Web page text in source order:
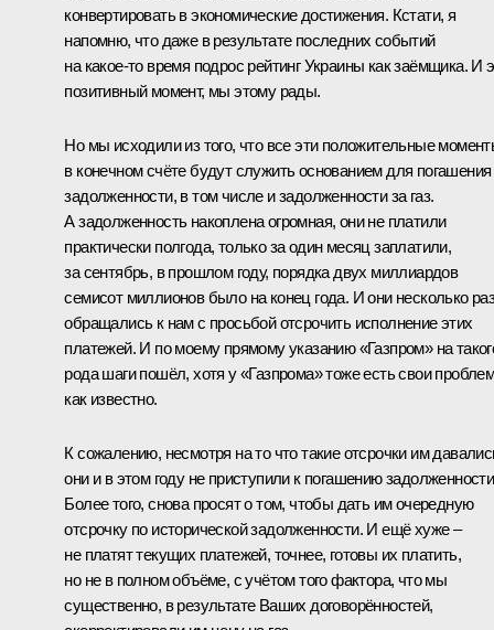
конвертировать в экономические достижения. Кстати, я
напомню, что даже в результате последних событий
на какое‑то время подрос рейтинг Украины как заёмщика. И
позитивный момент, мы этому рады.
Но мы исходили из того, что все эти положительные
в конечном счёте будут служить основанием для погашения
задолженности, в том числе и задолженности за газ.
А задолженность накоплена огромная, они не платили
практически полгода, только за один месяц заплатили,
за сентябрь, в прошлом году, порядка двух миллиардов
семисот миллионов было на конец года. И они несколько
обращались к нам с просьбой отсрочить исполнение этих
платежей. И по моему прямому указанию «Газпром» на
рода шаги пошёл, хотя у «Газпрома» тоже есть свои
как известно.
К сожалению, несмотря на то что такие отсрочки им
они и в этом году не приступили к погашению
Более того, снова просят о том, чтобы дать им очередную
отсрочку по исторической задолженности. И ещё хуже –
не платят текущих платежей, точнее, готовы их платить,
но не в полном объёме, с учётом того фактора, что мы
существенно, в результате Ваших договорённостей,